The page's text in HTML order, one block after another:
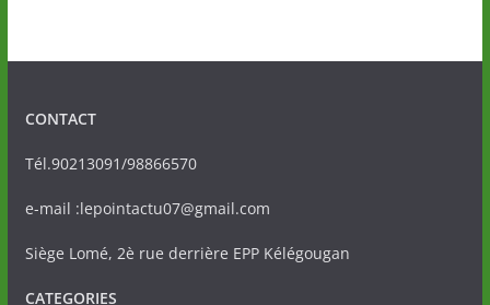
CONTACT
Tél.90213091/98866570
e-mail :lepointactu07@gmail.com
Siège Lomé, 2è rue derrière EPP Kélégougan
CATEGORIES